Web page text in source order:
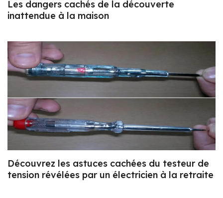
Les dangers cachés de la découverte
inattendue à la maison
Découvrez les astuces cachées du testeur de
tension révélées par un électricien à la retraite